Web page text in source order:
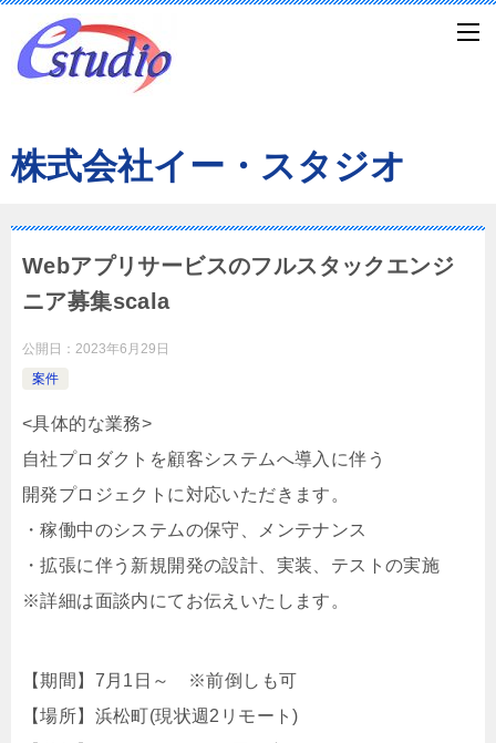
株式会社イー・スタジオ
Webアプリサービスのフルスタックエンジ
ニア募集scala
公開日： 2023年6月29日
案件
<具体的な業務>
自社プロダクトを顧客システムへ導入に伴う
開発プロジェクトに対応いただきます。
・稼働中のシステムの保守、メンテナンス
・拡張に伴う新規開発の設計、実装、テストの実施
※詳細は面談内にてお伝えいたします。
【期間】7月1日～ ※前倒しも可
【場所】浜松町(現状週2リモート)